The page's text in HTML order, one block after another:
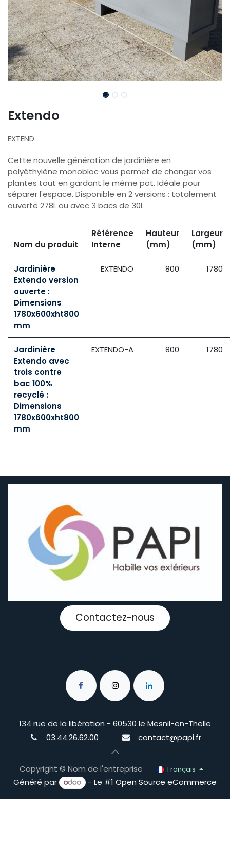
Extendo
EXTEND
Cette nouvelle génération de jardinière en
polyéthylène monobloc vous permet de changer vos
plantes tout en gardant le même pot. Idéale pour
séparer l'espace. Disponible en 2 versions : totalement
ouverte 278L ou avec 3 bacs de 30L
Nom du produit
Référence
Interne
Hauteur
(mm)
Largeur
(mm)
Jardinière
Extendo version
ouverte :
Dimensions
1780x600xht800
mm
EXTENDO 800 1780
Jardinière
Extendo avec
trois contre
bac 100%
recyclé :
Dimensions
1780x600xht800
mm
EXTENDO-A 800 1780
Contactez-nous
134 rue de la libération - 60530 le Mesnil-en-Thelle
03.44.26.62.00
contact@papi.fr
Copyright © Nom de l'entreprise Français
Généré par - Le #1 Open Source eCommerce